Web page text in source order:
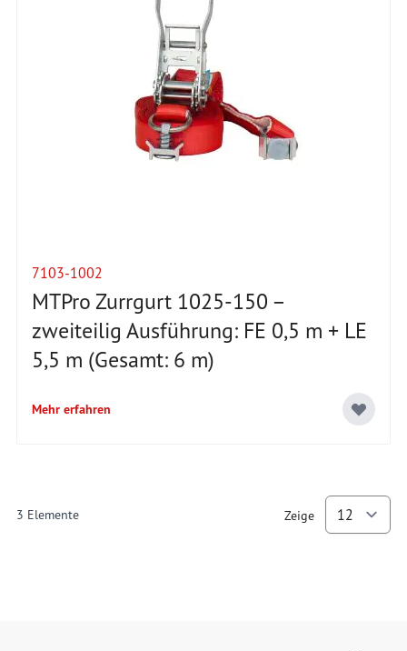
7103-1002
MTPro Zurrgurt 1025-150 –
zweiteilig Ausführung: FE 0,5 m + LE
5,5 m (Gesamt: 6 m)
Mehr erfahren
3 Elemente Zeige